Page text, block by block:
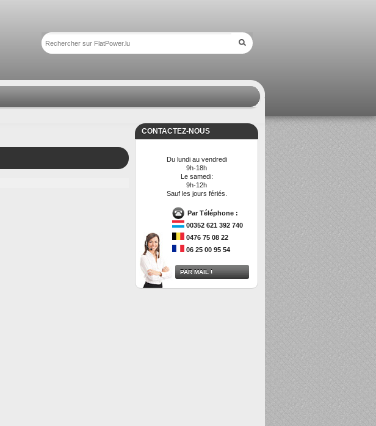
CONTACTEZ-NOUS
Du lundi au vendredi
9h-18h
Le samedi:
9h-12h
Sauf les jours fériés.
Par Téléphone :
00352 621 392 740
0476 75 08 22
06 25 00 95 54
PAR MAIL !